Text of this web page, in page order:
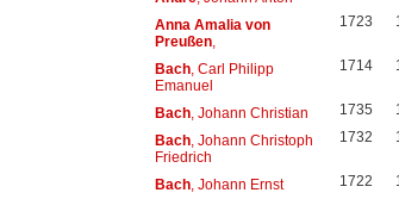
Anna Amalia von
Preußen,
1723
Bach, Carl Philipp
Emanuel
1714
Bach, Johann Christian 1735
Bach, Johann Christoph
Friedrich
1732
Bach, Johann Ernst 1722